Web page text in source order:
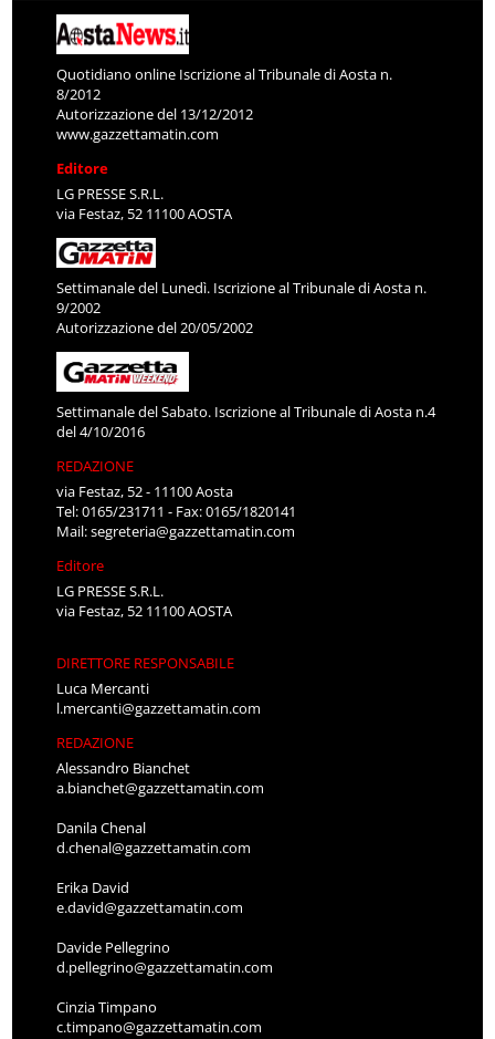
Quotidiano online Iscrizione al Tribunale di Aosta n.
8/2012
Autorizzazione del 13/12/2012
www.gazzettamatin.com
Editore
LG PRESSE S.R.L.
via Festaz, 52 11100 AOSTA
Settimanale del Lunedì. Iscrizione al Tribunale di Aosta n.
9/2002
Autorizzazione del 20/05/2002
Settimanale del Sabato. Iscrizione al Tribunale di Aosta n.4
del 4/10/2016
REDAZIONE
via Festaz, 52 - 11100 Aosta
Tel: 0165/231711 - Fax: 0165/1820141
Mail:segreteria@gazzettamatin.com
Editore
LG PRESSE S.R.L.
via Festaz, 52 11100 AOSTA
DIRETTORE RESPONSABILE
Luca Mercanti
l.mercanti@gazzettamatin.com
REDAZIONE
Alessandro Bianchet
a.bianchet@gazzettamatin.com
Danila Chenal
d.chenal@gazzettamatin.com
Erika David
e.david@gazzettamatin.com
Davide Pellegrino
d.pellegrino@gazzettamatin.com
Cinzia Timpano
c.timpano@gazzettamatin.com